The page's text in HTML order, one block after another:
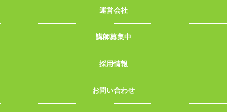
運営会社
講師募集中
採用情報
お問い合わせ